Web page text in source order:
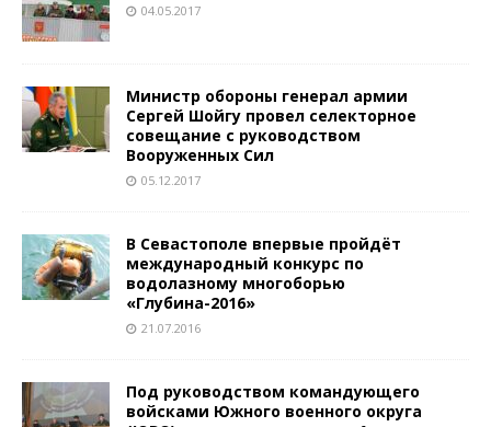
04.05.2017
Министр обороны генерал армии
Сергей Шойгу провел селекторное
совещание с руководством
Вооруженных Сил
05.12.2017
В Севастополе впервые пройдёт
международный конкурс по
водолазному многоборью
«Глубина-2016»
21.07.2016
Под руководством командующего
войсками Южного военного округа